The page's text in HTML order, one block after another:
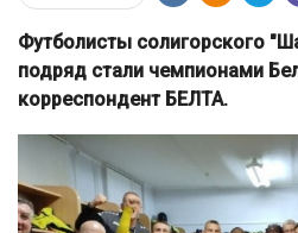
Футболисты солигорского
подряд стали чемпионами
корреспондент БЕЛТА.